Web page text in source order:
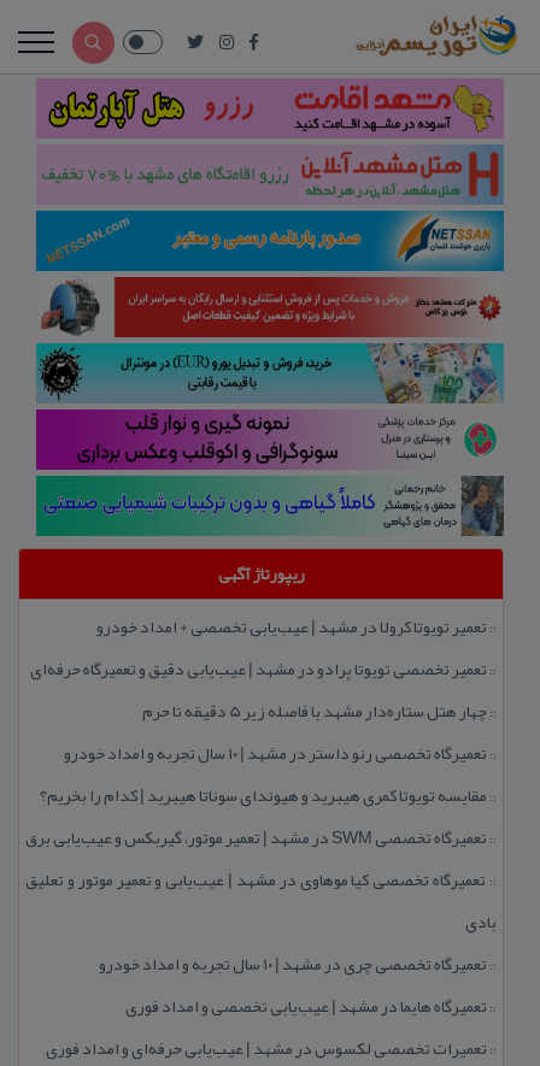
ریپورتاژ آگهی
:: تعمیر تویوتا كرولا در مشهد | عیب‌یابی تخصصی + امداد خودرو
:: تعمیر تخصصی تویوتا پرادو در مشهد | عیب‌یابی دقیق و تعمیرگاه حرفه‌ای
::چهار هتل‌ ستاره‌دار مشهد با فاصله زیر 5 دقیقه تا حرم
:: تعمیرگاه تخصصی رنو داستر در مشهد | ۱۰ سال تجربه و امداد خودرو
:: مقایسه تویوتا كمری هیبرید و هیوندای سوناتا هیبرید | كدام را بخریم؟
:: تعمیرگاه تخصصی SWM در مشهد | تعمیر موتور، گیربكس و عیب‌یابی برق
:: تعمیرگاه تخصصی كیا موهاوی در مشهد | عیب‌یابی و تعمیر موتور و تعلیق
بادی
:: تعمیرگاه تخصصی چری در مشهد | ۱۰ سال تجربه و امداد خودرو
:: تعمیرگاه هایما در مشهد | عیب‌یابی تخصصی و امداد فوری
:: تعمیرات تخصصی لكسوس در مشهد | عیب‌یابی حرفه‌ای و امداد فوری